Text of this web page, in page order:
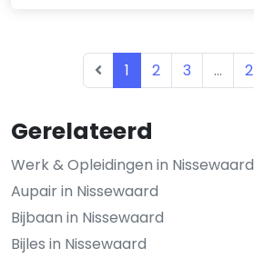
Gerelateerd
Werk & Opleidingen in Nissewaard
Aupair in Nissewaard
Bijbaan in Nissewaard
Bijles in Nissewaard
1 2 3 ... 2